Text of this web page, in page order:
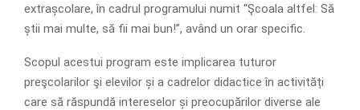
extrașcolare, în cadrul programului numit “Şcoala altfel: Să
știi mai multe, să fii mai bun!”, având un orar specific.
Scopul acestui program este implicarea tuturor
preşcolarilor şi elevilor și a cadrelor didactice în activități
care să răspundă intereselor și preocupărilor diverse ale